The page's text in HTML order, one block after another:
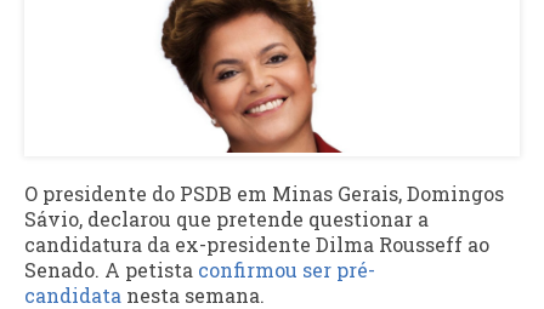
O presidente do PSDB em Minas Gerais, Domingos
Sávio, declarou que pretende questionar a
candidatura da ex-presidente Dilma Rousseff ao
Senado. A petista confirmou ser pré-
candidata nesta semana.